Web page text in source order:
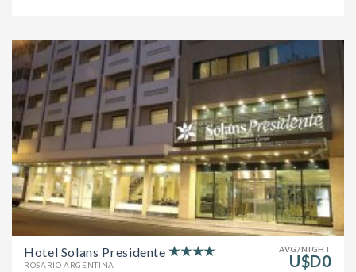
AVG/NIGHT
U$D0
Hotel Solans Presidente
ROSARIO ARGENTINA